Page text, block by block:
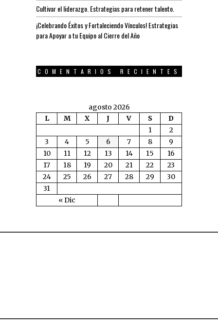
Cultivar el liderazgo. Estrategias para retener talento.
¡Celebrando Éxitos y Fortaleciendo Vínculos! Estrategias
para Apoyar a tu Equipo al Cierre del Año
COMENTARIOS RECIENTES
agosto 2026
L
M X J V S D
« Dic
1
2
3
4 5 6 7 8
9
10
11 12 13 14 15
16
17
18 19 20 21 22
23
24
25 26 27 28 29
30
31